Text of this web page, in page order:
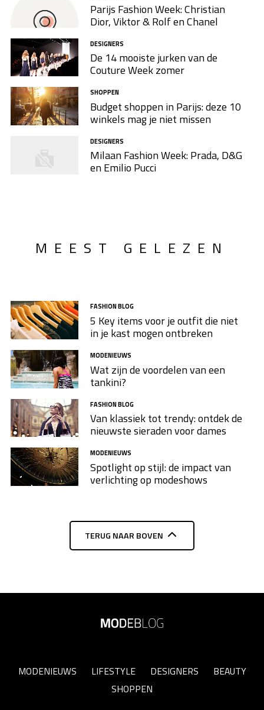
Parijs Fashion Week: Christian
Dior, Viktor & Rolf en Chanel
DESIGNERS
De 14 mooiste jurken van de
Couture Week zomer
SHOPPEN
Budget shoppen in Parijs: deze 10
winkels mag je niet missen
DESIGNERS
Milaan Fashion Week: Prada, D&G
en Emilio Pucci
MEEST GELEZEN
FASHION BLOG
5 Key items voor je outfit die niet
in je kast mogen ontbreken
MODENIEUWS
Wat zijn de voordelen van een
tankini?
FASHION BLOG
Van klassiek tot trendy: ontdek de
nieuwste sieraden voor dames
MODENIEUWS
Spotlight op stijl: de impact van
verlichting op modeshows
TERUG NAAR BOVEN
MODENIEUWS LIFESTYLE DESIGNERS
BEAUTY
SHOPPEN